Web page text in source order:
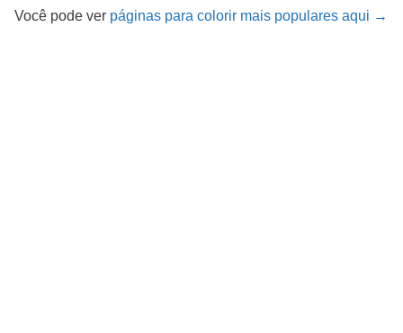
Você pode ver páginas para colorir mais populares aqui →